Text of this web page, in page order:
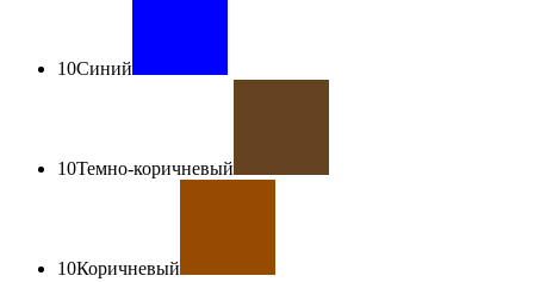
10Синий
10Темно-коричневый
10Коричневый